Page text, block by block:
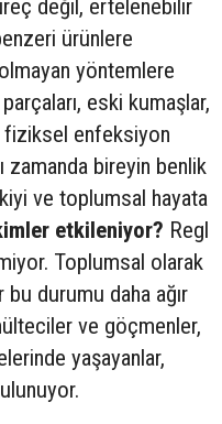
değil, ertelenebilir
ürünlere
yöntemlere
eski kumaşlar,
fiziksel enfeksiyon
zamanda bireyin benlik
ve toplumsal hayata
etkileniyor? Regl
Toplumsal olarak
durumu daha ağır
ve göçmenler,
yaşayanlar,